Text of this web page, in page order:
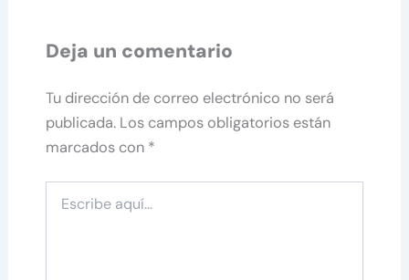
Deja un comentario
Tu dirección de correo electrónico no será
publicada. Los campos obligatorios están
marcados con *
aquí...